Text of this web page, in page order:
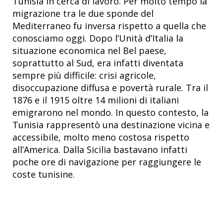
migrazione tra le due sponde del
Mediterraneo fu inversa rispetto a quella che
conosciamo oggi. Dopo l’Unità d’Italia la
situazione economica nel Bel paese,
soprattutto al Sud, era infatti diventata
sempre più difficile: crisi agricole,
disoccupazione diffusa e povertà rurale. Tra il
1876 e il 1915 oltre 14 milioni di italiani
emigrarono nel mondo. In questo contesto, la
Tunisia rappresentò una destinazione vicina e
accessibile, molto meno costosa rispetto
all’America. Dalla Sicilia bastavano infatti
poche ore di navigazione per raggiungere le
coste tunisine.